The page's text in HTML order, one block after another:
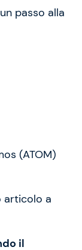
passo alla
(ATOM)
articolo a
il